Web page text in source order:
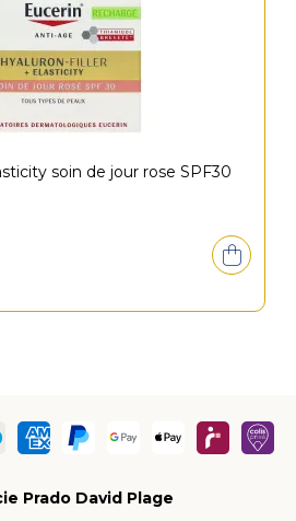
soin de jour rose SPF30
Prado David Plage